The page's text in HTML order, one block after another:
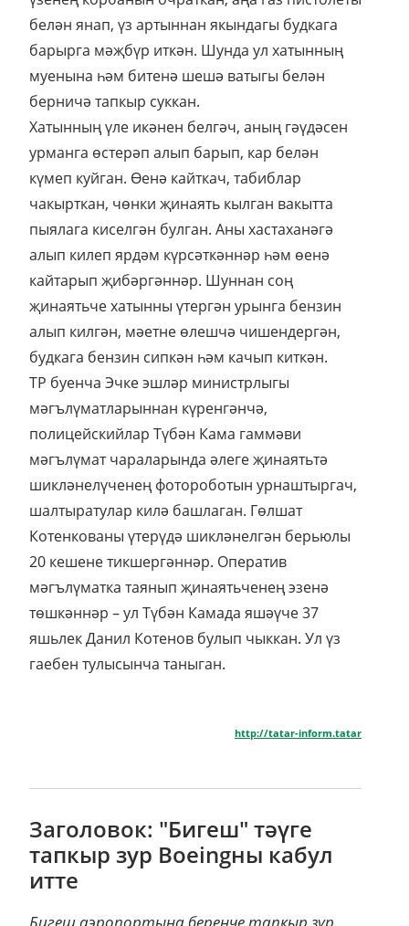
белән янап, үз артыннан якындагы будкага
барырга мәҗбүр иткән. Шунда ул хатынның
муенына һәм битенә шешә ватыгы белән
берничә тапкыр суккан.
Хатынның үле икәнен белгәч, аның гәүдәсен
урманга өстерәп алып барып, кар белән
күмеп куйган. Өенә кайткач, табиблар
чакырткан, чөнки җинаять кылган вакытта
пыялага киселгән булган. Аны хастаханәгә
алып килеп ярдәм күрсәткәннәр һәм өенә
кайтарып җибәргәннәр. Шуннан соң
җинаятьче хатынны үтергән урынга бензин
алып килгән, мәетне өлешчә чишендергән,
будкага бензин сипкән һәм качып киткән.
ТР буенча Эчке эшләр министрлыгы
мәгълүматларыннан күренгәнчә,
полицейскийлар Түбән Кама гаммәви
мәгълүмат чараларында әлеге җинаятьтә
шикләнелүченең фотороботын урнаштыргач,
шалтыратулар килә башлаган. Гөлшат
Котенкованы үтерүдә шикләнелгән берьюлы
20 кешене тикшергәннәр. Оператив
мәгълүматка таянып җинаятьченең эзенә
төшкәннәр – ул Түбән Камада яшәүче 37
яшьлек Данил Котенов булып чыккан. Ул үз
гаебен тулысынча таныган.
http://tatar-inform.tatar
Заголовок: "Бигеш" тәүге
тапкыр зур Boeingны кабул
итте